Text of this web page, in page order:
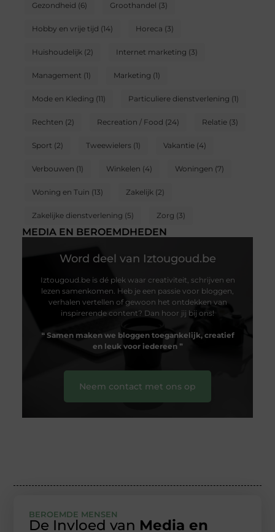
Gezondheid (6) Groothandel (3)
Hobby en vrije tijd (14) Horeca (3)
Huishoudelijk (2) Internet marketing (3)
Management (1) Marketing (1)
Mode en Kleding (11) Particuliere dienstverlening (1)
Rechten (2) Recreation / Food (24) Relatie(3)
Sport (2) Tweewielers(1) Vakantie(4)
Verbouwen (1) Winkelen (4) Woningen (7)
Woning en Tuin (13) Zakelijk (2)
Zakelijke dienstverlening (5) Zorg (3)
MEDIA EN BEROEMDHEDEN
Word deel van Iztougoud.be
Iztougoud.be is dé plek waar creativiteit, schrijven en
lezen samenkomen. Heb je een passie voor bloggen,
verhalen vertellen of gewoon het ontdekken van
inspirerende content? Dan hoor jij bij ons!
❝ Samen maken we bloggen toegankelijk, creatief
en leuk voor iedereen❞
Neem contact met ons op
BEROEMDE MENSEN
De Invloed van Media en